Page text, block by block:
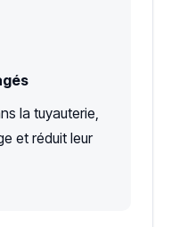
la tuyauterie,
et réduit leur